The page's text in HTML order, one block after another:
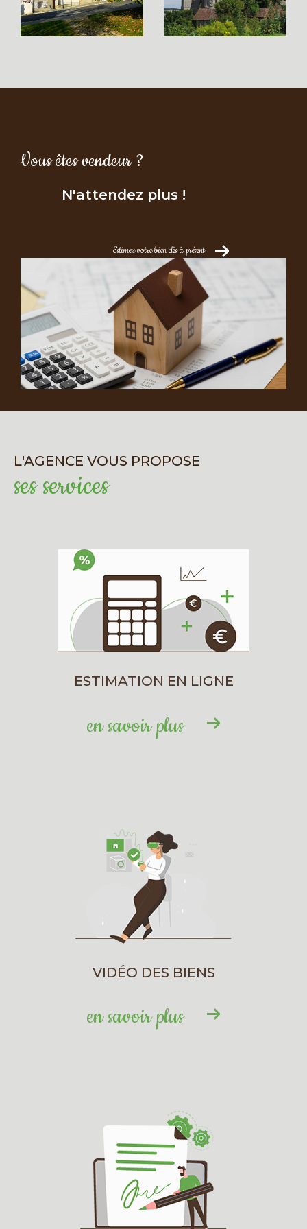
Châteaudun et ses environs
large sélection de biens adaptés à tous les
investissement locatif, nous vous guidons dans
jusqu’à la signature de l’acte authentique.
d’appartementen toute sérénité.
Estimation immobilière
précise et conseil
personnalisé
Estimer correctement un bien est essentiel
à notre expérience et à nos outils modernes
des spécificités locales et de l’évolution du
marché. Une fois l’estimation réalisée, nous
visites virtuelles…
Contactez votre agence
immobilière Jérôme Testault
Besoin d’un renseignement ou d’une
votre écoute pour répondre à toutes vos
démarche immobilière avec
Vous êtes vendeur ?
N'attendez plus !
Estimez votre bien dès à présent
L'AGENCE VOUS PROPOSE
ses services
ESTIMATION EN LIGNE
en savoir plus
VIDÉO DES BIENS
en savoir plus